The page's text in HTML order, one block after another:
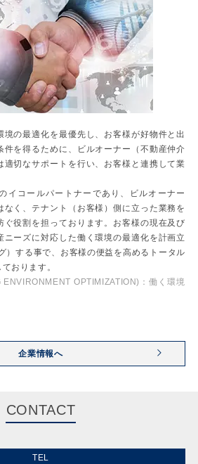
の最適化を最優先し、お客様が好物件と出
件を得るために、ビルオーナー（不動産仲介
適切なサポートを行い、お客様と連携して業
イコールパートナーであり、ビルオーナー
なく、テナント（お客様）側に立った業務を
ぐ役割を担っております。お客様の現在及び
ニーズに対応した働く環境の最適化を計画立
）する事で、お客様の便益を高めるトータル
おります。
OPTIMIZATION)：働く環境
企業情報へ
CONTACT
TEL